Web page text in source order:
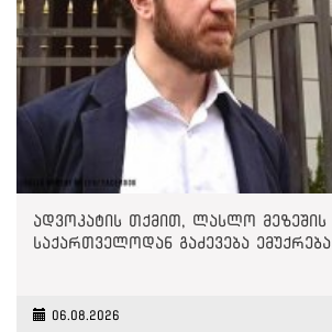
ადვოკატის თქმით, ლასლო მეზეშის
საქართველოდან გაძევება ემუქრება
06.08.2026